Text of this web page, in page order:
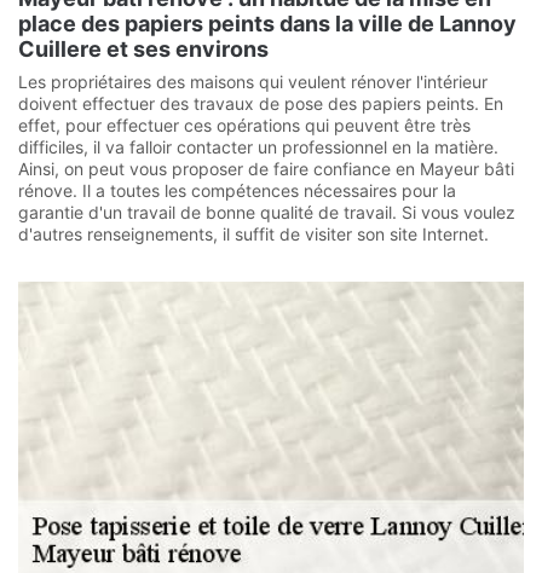
place des papiers peints dans la ville de Lannoy
Cuillere et ses environs
Les propriétaires des maisons qui veulent rénover l'intérieur
doivent effectuer des travaux de pose des papiers peints. En
effet, pour effectuer ces opérations qui peuvent être très
difficiles, il va falloir contacter un professionnel en la matière.
Ainsi, on peut vous proposer de faire confiance en Mayeur bâti
rénove. Il a toutes les compétences nécessaires pour la
garantie d'un travail de bonne qualité de travail. Si vous voulez
d'autres renseignements, il suffit de visiter son site Internet.